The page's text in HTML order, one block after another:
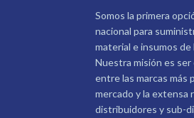
Somos la primera
nacional para
material e insumos
Nuestra misión es ser
entre las marcas más
mercado y la extensa
distribuidores y sub-